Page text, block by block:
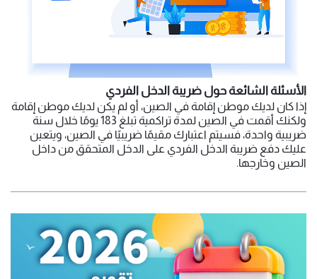
الأسئلة الشائعة حول ضريبة الدخل الفردي
إذا كان لديك موطن إقامة في الصين، أو لم يكن لديك موطن إقامة
ولكنك أقمت في الصين لمدة تراكمية تبلغ 183 يومًا خلال سنة
ضريبية واحدة، فسيتم اعتبارك مقيمًا ضريبيًا في الصين، ويتعين
عليك دفع ضريبة الدخل الفردي على الدخل المتحقق من داخل
الصين وخارجها.